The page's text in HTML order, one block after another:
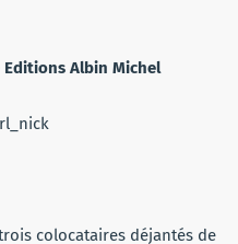
Editions Albin Michel
trois colocataires déjantés de